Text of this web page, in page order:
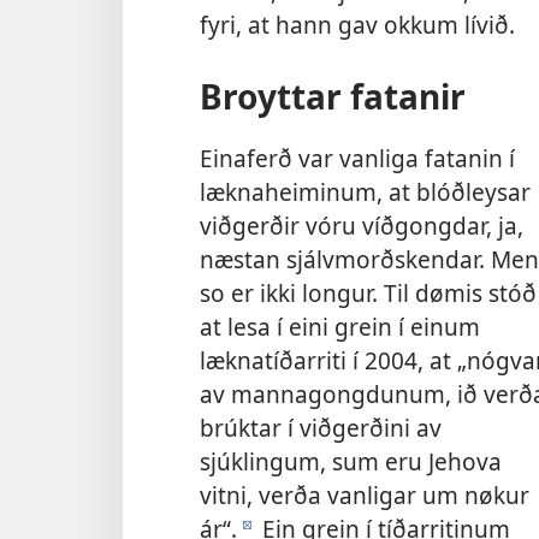
fyri, at hann gav okkum lívið.
Broyttar fatanir
Einaferð var vanliga fatanin í
læknaheiminum, at blóðleysar
viðgerðir vóru víðgongdar, ja,
næstan sjálvmorðskendar. Men
so er ikki longur. Til dømis stóð
at lesa í eini grein í einum
læknatíðarriti í 2004, at
av mannagongdunum, ið
brúktar í viðgerðini av
sjúklingum, sum eru Jehova
vitni, verða vanligar um nøkur
ár“. d Ein grein í tíðarritinum